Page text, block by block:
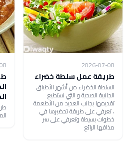
2026-07-08
طريقة عمل سلطة خضراء
السلطة الخضراء من أشهر الأطباق
الجانبية الصحية و التي نستطيع
تقديمها بجانب العديد من الأطعمة
، تعرفي على طريقة تحضيرها في
خطوات بسيطة وتعرفي على سر
مذاقها الرائع